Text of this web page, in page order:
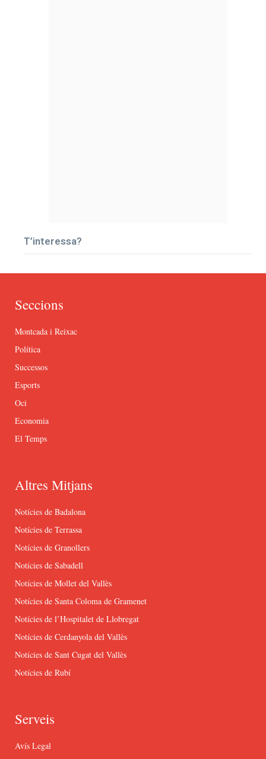
T’interessa?
Seccions
Montcada i Reixac
Política
Successos
Esports
Oci
Economia
El Temps
Altres Mitjans
Notícies de Badalona
Notícies de Terrassa
Notícies de Granollers
Notícies de Sabadell
Notícies de Mollet del Vallès
Notícies de Santa Coloma de Gramenet
Notícies de l’Hospitalet de Llobregat
Notícies de Cerdanyola del Vallès
Notícies de Sant Cugat del Vallès
Notícies de Rubí
Serveis
Avís Legal